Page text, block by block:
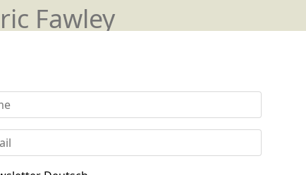
Fawley
Übung macht den